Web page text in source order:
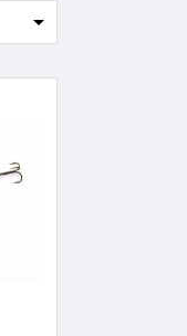
